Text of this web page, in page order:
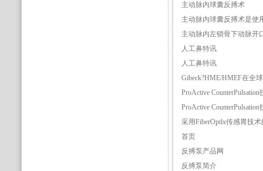
主动脉内球囊反搏术
主动脉内球囊反搏术是使
主动脉内左锁骨下动脉开
人工鼻特讯
人工鼻特讯
Gibeck?HME/HMEF在全
ProActive CounterPulsation
ProActive CounterPulsation
采用FiberOptlx传感胃技
首页
反搏泵产品网
反搏泵简介